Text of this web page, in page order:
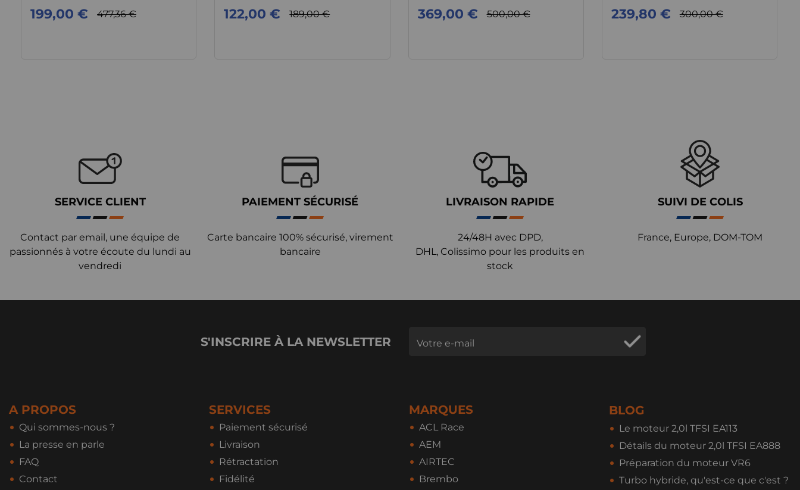
477,36 €
199,00 € 189,00 €
122,00 € 500,00 €
369,00 € 300,00 €
239,80 €
SERVICE CLIENT
Contact par email, une équipe de
passionnés à votre écoute du lundi au
vendredi
PAIEMENT SÉCURISÉ
Carte bancaire 100% sécurisé, virement
bancaire
LIVRAISON RAPIDE
24/48H avec DPD,
DHL, Colissimo pour les produits en
stock
SUIVI DE COLIS
France, Europe, DOM-TOM
S'INSCRIRE À LA NEWSLETTER
A PROPOS
Qui sommes-nous ?
La presse en parle
FAQ
Contact
SERVICES
Paiement sécurisé
Livraison
Rétractation
Fidélité
MARQUES
ACL Race
AEM
AIRTEC
Brembo
BLOG
Le moteur 2,0l TFSI EA113
Détails du moteur 2,0l TFSI EA888
Préparation du moteur VR6
Turbo hybride, qu'est-ce que c'est ?